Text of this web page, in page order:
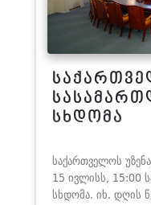
სხდომა
საქართველოს
15 ივლისს, 15:00
სხდომა. იხ. დღის